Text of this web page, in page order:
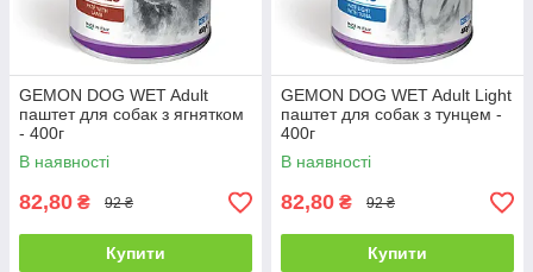
GEMON DOG WET Adult
паштет для собак з ягнятком
- 400г
В наявності
82,80 ₴ 92 ₴
Купити
GEMON DOG WET Adult Light
паштет для собак з тунцем -
400г
В наявності
82,80 ₴ 92 ₴
Купити